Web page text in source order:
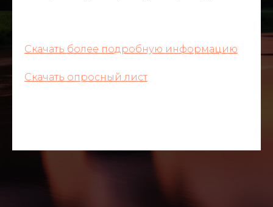
Скачать более подробную информацию
Скачать опросный лист